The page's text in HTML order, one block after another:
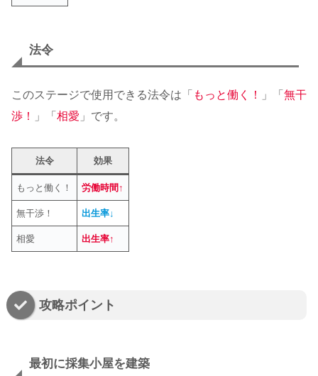
法令
このステージで使用できる法令は「 もっと働く！ 」「 無干
渉！
」「 相愛 」です。
法令 効果
もっと働く！ 労働時間↑
無干渉！ 出生率↓
相愛 出生率↑
攻略ポイント
最初に採集小屋を建築